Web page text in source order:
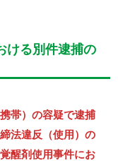
ける別件逮捕の
帯）の容疑で逮捕
法違反（使用）の
醒剤使用事件にお